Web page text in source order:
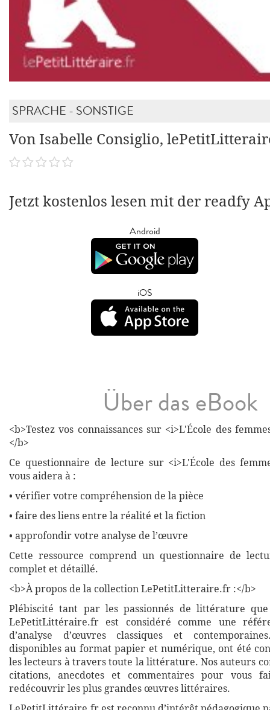
SPRACHE - SONSTIGE
Von Isabelle Consiglio,
Jetzt kostenlos lesen mit der readfy
Android
iOS
Über das eBook
<b>Testez vos connaissances sur <i>L'École des
</b>
Ce questionnaire de lecture sur <i>L'École des
vous aidera à :
• vérifier votre compréhension de la pièce
• faire des liens entre la réalité et la fiction
• approfondir votre analyse de l’œuvre
Cette ressource comprend un questionnaire de
complet et détaillé.
<b>À propos de la collection LePetitLitteraire.fr :</b>
Plébiscité tant par les passionnés de littérature
LePetitLittéraire.fr est considéré comme une
d’analyse d’œuvres classiques et
disponibles au format papier et numérique, ont été
les lecteurs à travers toute la littérature. Nos auteurs
citations, anecdotes et commentaires pour vous
redécouvrir les plus grandes œuvres littéraires.